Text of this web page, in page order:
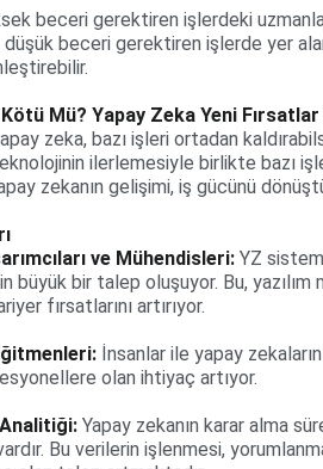
beceri gerektiren işlerdeki
düşük beceri gerektiren işlerde yer
Mü? Yapay Zeka Yeni
zeka, bazı işleri ortadan
ilerlemesiyle birlikte bazı
zekanın gelişimi, iş gücünü
ve Mühendisleri: YZ
büyük bir talep oluşuyor. Bu,
fırsatlarını artırıyor.
İnsanlar ile yapay
olan ihtiyaç artıyor.
Yapay zekanın karar alma
Bu verilerin işlenmesi,